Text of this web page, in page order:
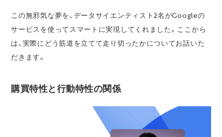
この無邪気な夢を、データサイエンティスト2名がGoogleの
サービスを使ってスマートに実現してくれました。ここから
は、実際にどう筋道を立てて走り切ったかについてお話いた
だきます。
購買特性と行動特性の関係